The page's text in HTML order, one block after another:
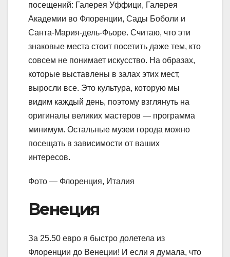
посещений: Галерея Уффици, Галерея
Академии во Флоренции, Сады Боболи и
Санта-Мария-дель-Фьоре. Считаю, что эти
знаковые места стоит посетить даже тем, кто
совсем не понимает искусство. На образах,
которые выставлены в залах этих мест,
выросли все. Это культура, которую мы
видим каждый день, поэтому взглянуть на
оригиналы великих мастеров — программа
минимум. Остальные музеи города можно
посещать в зависимости от ваших
интересов.
Фото — Флоренция, Италия
Венеция
За 25.50 евро я быстро долетела из
Флоренции до Венеции! И если я думала, что